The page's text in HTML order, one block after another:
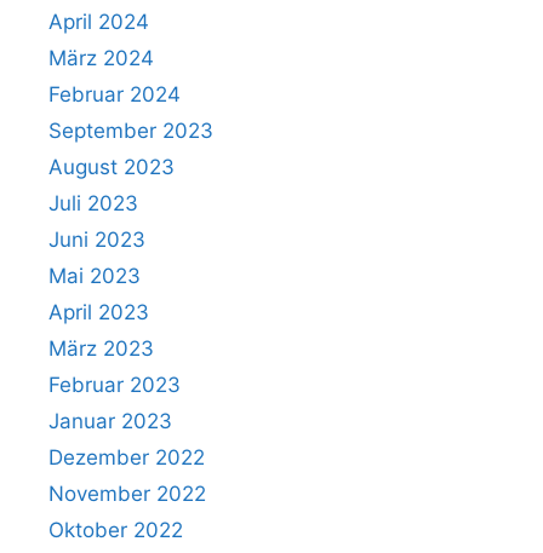
April 2024
März 2024
Februar 2024
September 2023
August 2023
Juli 2023
Juni 2023
Mai 2023
April 2023
März 2023
Februar 2023
Januar 2023
Dezember 2022
November 2022
Oktober 2022